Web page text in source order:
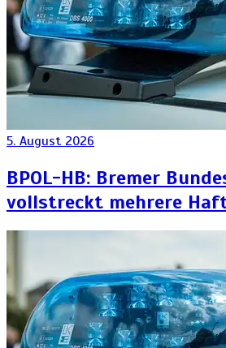
5. August 2026
BPOL-HB: Bremer
vollstreckt mehrere